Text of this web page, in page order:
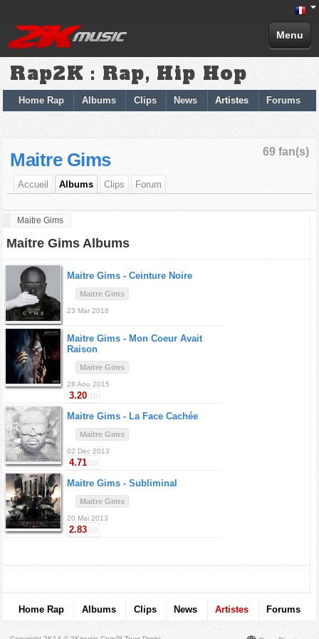
Menu
Rap2K : Rap, Hip Hop
Home Rap Albums Clips News Artistes Forums
69 fan(s)
Maitre Gims
Accueil Albums Clips Forum
Maitre Gims
Maitre Gims Albums
Maitre Gims - Ceinture Noire
Maitre Gims
23 Mar 2018
Maitre Gims - Mon Coeur Avait
Raison
Maitre Gims
28 Aou 2015
3.20/10
Maitre Gims - La Face Cachée
Maitre Gims
02 Dec 2013
4.71/10
Maitre Gims - Subliminal
Maitre Gims
20 Mai 2013
2.83/10
Home Rap Albums Clips News Artistes Forums